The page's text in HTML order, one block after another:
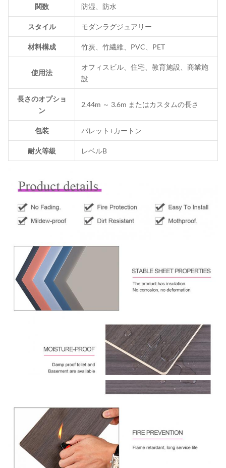
関数 防湿、防水
スタイル モダンラグジュアリー
材料構成 竹炭、竹繊維、PVC、PET
使用法
オフィスビル、住宅、教育施設、商業施
設
長さのオプショ
ン
2.44m ～ 3.6m またはカスタムの長さ
包装 パレット+カートン
耐火等級 レベルB